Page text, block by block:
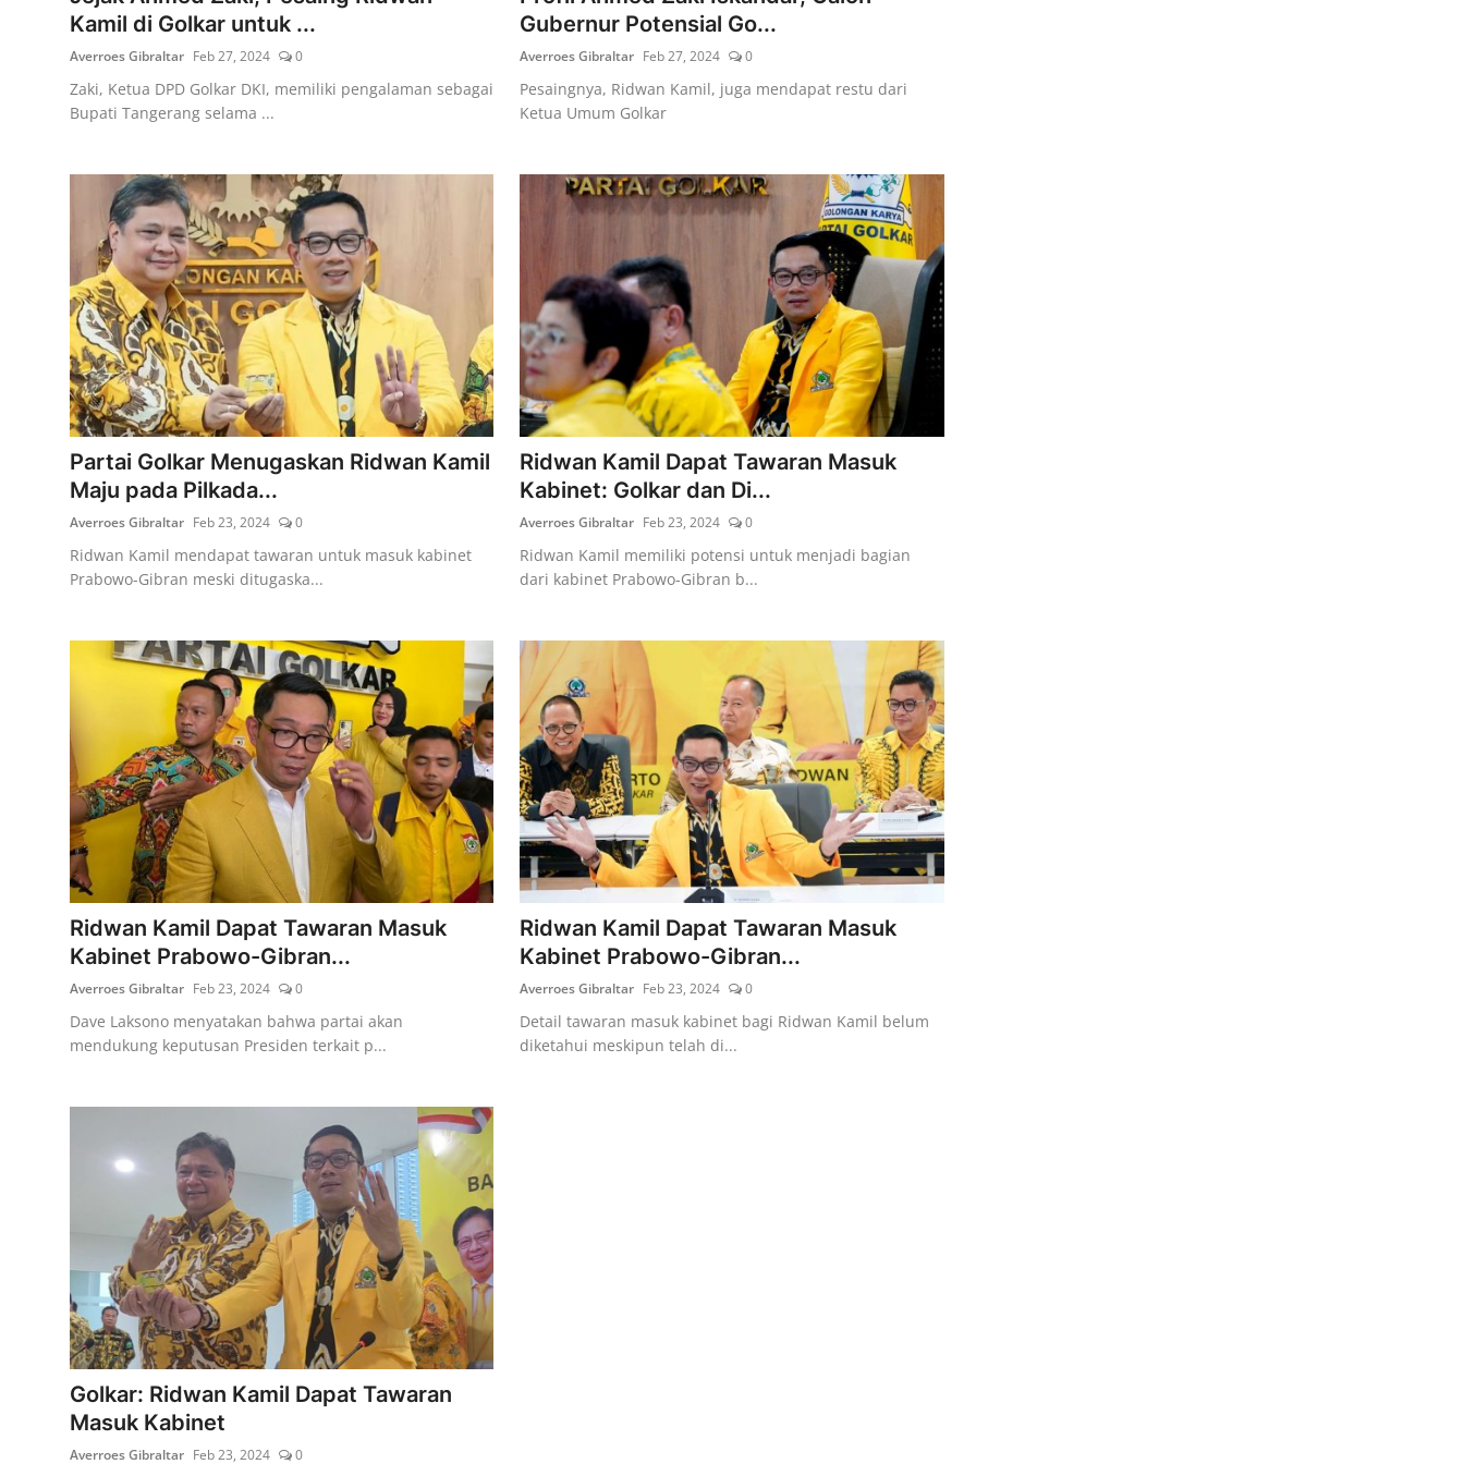
Kamil di Golkar untuk ...
Averroes Gibraltar Feb 27, 2024 0
Zaki, Ketua DPD Golkar DKI, memiliki pengalaman sebagai
Bupati Tangerang selama ...
Gubernur Potensial Go...
Averroes Gibraltar Feb 27, 2024 0
Pesaingnya, Ridwan Kamil, juga mendapat restu dari
Ketua Umum Golkar
Partai Golkar Menugaskan Ridwan Kamil
Maju pada Pilkada...
Averroes Gibraltar Feb 23, 2024 0
Ridwan Kamil mendapat tawaran untuk masuk kabinet
Prabowo-Gibran meski ditugaska...
Ridwan Kamil Dapat Tawaran Masuk
Kabinet: Golkar dan Di...
Averroes Gibraltar Feb 23, 2024 0
Ridwan Kamil memiliki potensi untuk menjadi bagian
dari kabinet Prabowo-Gibran b...
Ridwan Kamil Dapat Tawaran Masuk
Kabinet Prabowo-Gibran...
Averroes Gibraltar Feb 23, 2024 0
Dave Laksono menyatakan bahwa partai akan
mendukung keputusan Presiden terkait p...
Ridwan Kamil Dapat Tawaran Masuk
Kabinet Prabowo-Gibran...
Averroes Gibraltar Feb 23, 2024 0
Detail tawaran masuk kabinet bagi Ridwan Kamil belum
diketahui meskipun telah di...
Golkar: Ridwan Kamil Dapat Tawaran
Masuk Kabinet
Averroes Gibraltar Feb 23, 2024 0